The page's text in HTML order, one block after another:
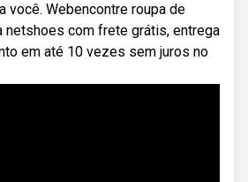
você. Webencontre roupa de
netshoes com frete grátis, entrega
em até 10 vezes sem juros no